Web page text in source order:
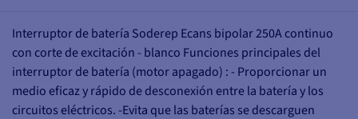
Interruptor de batería Soderep Ecans bipolar 250A continuo
con corte de excitación - blanco Funciones principales del
interruptor de batería (motor apagado) : - Proporcionar un
medio eficaz y rápido de desconexión entre la batería y los
circuitos eléctricos. -Evita que las baterías se descarguen